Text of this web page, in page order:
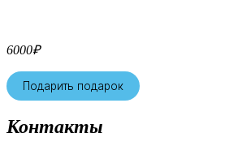
6000₽
Подарить подарок
Контакты